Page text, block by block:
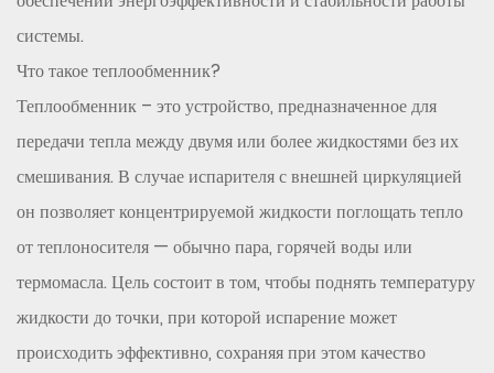
Уменьшение
загрязнения
5.
Повышение
эффективности
испарения.
4.6
Совместимость
с
различными
системы.
Что такое теплообменник?
Теплообменник – это устройство, предназначенное для
передачи тепла между двумя или более жидкостями без их
смешивания. В случае испарителя с внешней циркуляцией
он позволяет концентрируемой жидкости поглощать тепло
от теплоносителя — обычно пара, горячей воды или
термомасла. Цель состоит в том, чтобы поднять температуру
жидкости до точки, при которой испарение может
происходить эффективно, сохраняя при этом качество